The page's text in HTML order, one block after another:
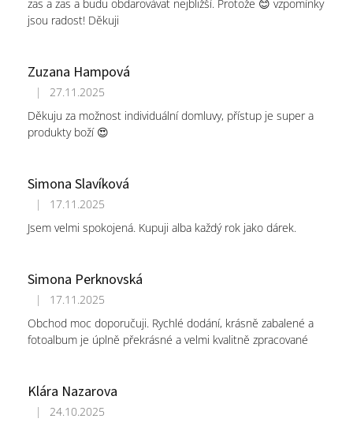
zas a zas a budu obdarovávat nejbližší. Protože 😊 vzpomínky
jsou radost! Děkuji
Zuzana Hampová
Hodnocení obchodu je 5 z 5 hvězdiček.
|
27.11.2025
Děkuju za možnost individuální domluvy, přístup je super a
produkty boží 😍
Simona Slavíková
Hodnocení obchodu je 5 z 5 hvězdiček.
|
17.11.2025
Jsem velmi spokojená. Kupuji alba každý rok jako dárek.
Simona Perknovská
Hodnocení obchodu je 5 z 5 hvězdiček.
|
17.11.2025
Obchod moc doporučuji. Rychlé dodání, krásně zabalené a
fotoalbum je úplně překrásné a velmi kvalitně zpracované
Klára Nazarova
Hodnocení obchodu je 5 z 5 hvězdiček.
|
24.10.2025